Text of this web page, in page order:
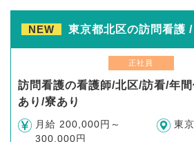
NEW 東京都北区の訪問看護
正社員
訪問看護の看護師/北区/訪看/年
あり/寮あり
月給 200,000円～
300,000円
東